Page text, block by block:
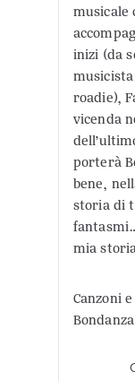
musicale
inizi (da
roadie),
vicenda
porterà
bene,
storia di
mia
Canzoni